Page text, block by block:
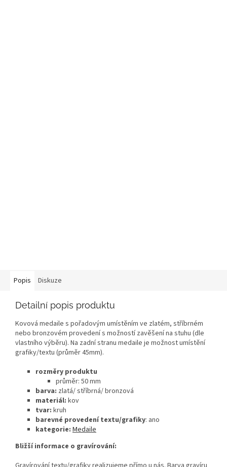
Popis Diskuze
Detailní popis produktu
Kovová medaile s pořadovým umístěním ve zlatém, stříbrném
nebo bronzovém provedení s možností zavěšení na stuhu (dle
vlastního výběru). Na zadní stranu medaile je možnost umístění
grafiky/textu (průměr 45mm).
rozměry produktu
průměr: 50 mm
barva: zlatá/ stříbrná/ bronzová
materiál: kov
tvar: kruh
barevné provedení textu/grafiky: ano
kategorie: Medaile
Bližší informace o gravírování: